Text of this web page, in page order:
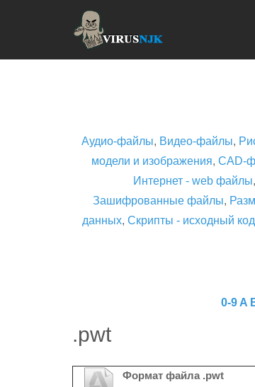
Аудио-файлы, Видео-файлы,
модели и изображения, CAD-
Интернет - web файлы,
Зашифрованные файлы,
данных, Скрипты - исходный код
0-9 A
.pwt
Формат файла .pwt